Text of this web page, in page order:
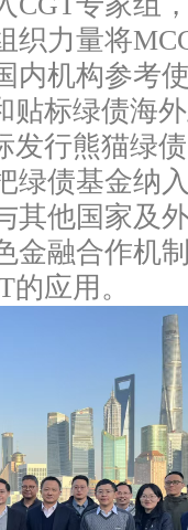
织力量将
内机构参考
贴标绿债海
发行熊猫绿
绿债基金纳
其他国家及
金融合作机
应用。